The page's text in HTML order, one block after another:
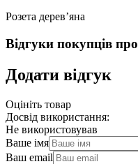
Розета дерев’яна
Відгуки покупців про
Додати відгук
Оцініть товар
Досвід використання:
Не використовував
Ваше імя
Ваш email